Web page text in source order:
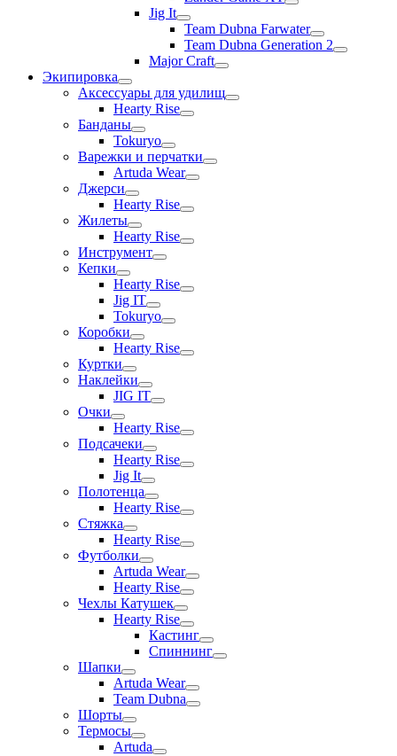
Jig It
Team Dubna Farwater
Team Dubna Generation 2
Major Craft
Экипировка
Аксессуары для удилищ
Hearty Rise
Банданы
Tokuryo
Варежки и перчатки
Artuda Wear
Джерси
Hearty Rise
Жилеты
Hearty Rise
Инструмент
Кепки
Hearty Rise
Jig IT
Tokuryo
Коробки
Hearty Rise
Куртки
Наклейки
JIG IT
Очки
Hearty Rise
Подсачеки
Hearty Rise
Jig It
Полотенца
Hearty Rise
Стяжка
Hearty Rise
Футболки
Artuda Wear
Hearty Rise
Чехлы Катушек
Hearty Rise
Кастинг
Спиннинг
Шапки
Artuda Wear
Team Dubna
Шорты
Термосы
Artuda